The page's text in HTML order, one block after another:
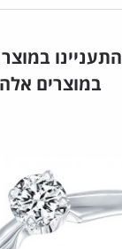
במוצרים אלה